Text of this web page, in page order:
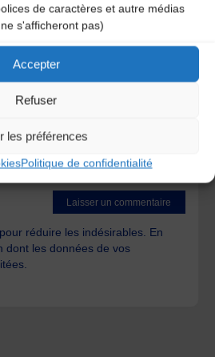
de caractères et autre médias
s'afficheront pas)
Accepter
Refuser
les préférences
Politique de confidentialité
and site URL in my browser for next
réduire les indésirables. En
dont les données de vos